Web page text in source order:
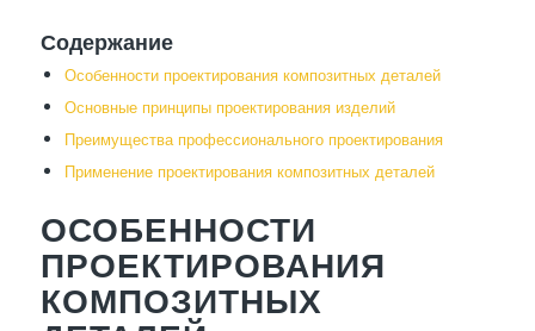
Содержание
Особенности проектирования композитных деталей
Основные принципы проектирования изделий
Преимущества профессионального проектирования
Применение проектирования композитных деталей
ОСОБЕННОСТИ
ПРОЕКТИРОВАНИЯ
КОМПОЗИТНЫХ